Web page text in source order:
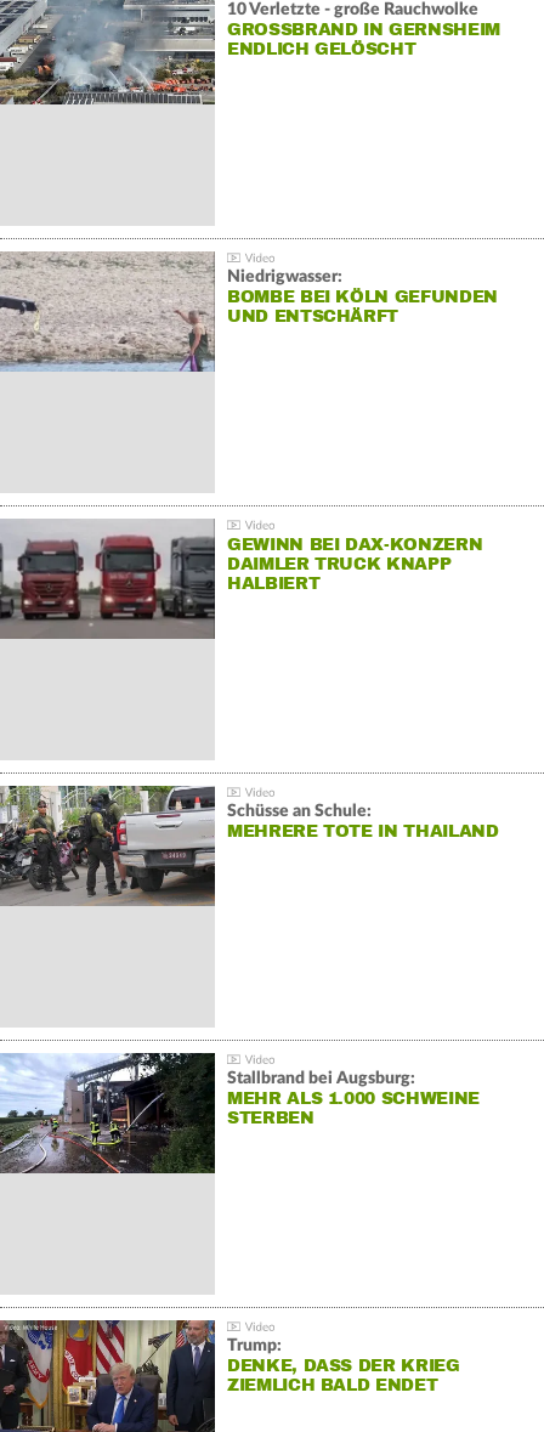
10 Verletzte - große Rauchwolke
GROSSBRAND IN GERNSHEIM E
NDLICH GELÖSCHT
Niedrigwasser:
BOMBE BEI KÖLN GEFUNDEN
UND ENTSCHÄRFT
GEWINN BEI DAX-KONZERN
DAIMLER TRUCK KNAPP
HALBIERT
Schüsse an Schule:
MEHRERE TOTE IN THAILAND
Stallbrand bei Augsburg:
MEHR ALS 1.000 SCHWEINE
STERBEN
Trump:
DENKE, DASS DER KRIEG
ZIEMLICH BALD ENDET